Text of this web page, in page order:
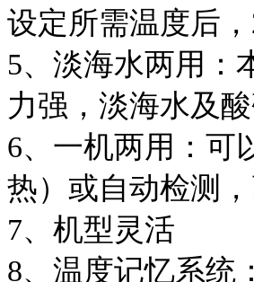
设定所需温度后
5、淡海水两用：
力强，淡海水及
6、一机两用：可
热）或自动检测
7、机型灵活
8、温度记忆系统